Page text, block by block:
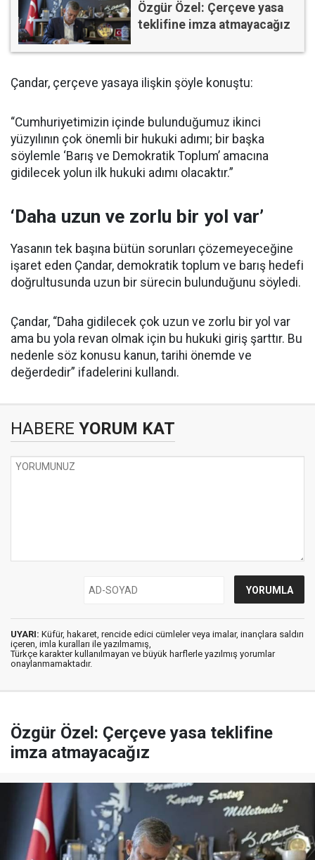
Özgür Özel: Çerçeve yasa
teklifine imza atmayacağız
Çandar, çerçeve yasaya ilişkin şöyle konuştu:
“Cumhuriyetimizin içinde bulunduğumuz ikinci
yüzyılının çok önemli bir hukuki adımı; bir başka
söylemle ‘Barış ve Demokratik Toplum’ amacına
gidilecek yolun ilk hukuki adımı olacaktır.”
‘Daha uzun ve zorlu bir yol var’
Yasanın tek başına bütün sorunları çözemeyeceğine
işaret eden Çandar, demokratik toplum ve barış hedefi
doğrultusunda uzun bir sürecin bulunduğunu söyledi.
Çandar, “Daha gidilecek çok uzun ve zorlu bir yol var
ama bu yola revan olmak için bu hukuki giriş şarttır. Bu
nedenle söz konusu kanun, tarihi önemde ve
değerdedir” ifadelerini kullandı.
HABERE YORUM KAT
UYARI: Küfür, hakaret, rencide edici cümleler veya imalar, inançlara saldırı
içeren, imla kuralları ile yazılmamış,
Türkçe karakter kullanılmayan ve büyük harflerle yazılmış yorumlar
onaylanmamaktadır.
Özgür Özel: Çerçeve yasa teklifine
imza atmayacağız